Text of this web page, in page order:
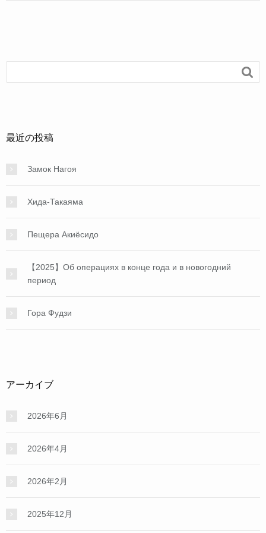
o
o

最近の投稿
Замок Нагоя
Хида-Такаяма
Пещера Акиёсидо
【2025】Об операциях в конце года и в новогодний
период
Гора Фудзи
アーカイブ
2026年6月
2026年4月
2026年2月
2025年12月